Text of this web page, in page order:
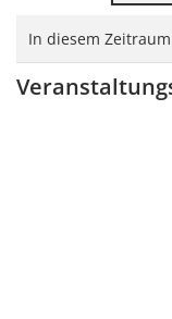
In diesem